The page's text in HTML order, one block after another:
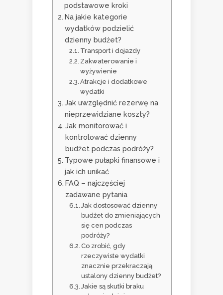
podstawowe kroki
Na jakie kategorie
wydatków podzielić
dzienny budżet?
Transport i dojazdy
Zakwaterowanie i
wyżywienie
Atrakcje i dodatkowe
wydatki
Jak uwzględnić rezerwę na
nieprzewidziane koszty?
Jak monitorować i
kontrolować dzienny
budżet podczas podróży?
Typowe pułapki finansowe i
jak ich unikać
FAQ – najczęściej
zadawane pytania
Jak dostosować dzienny
budżet do zmieniających
się cen podczas
podróży?
Co zrobić, gdy
rzeczywiste wydatki
znacznie przekraczają
ustalony dzienny budżet?
Jakie są skutki braku